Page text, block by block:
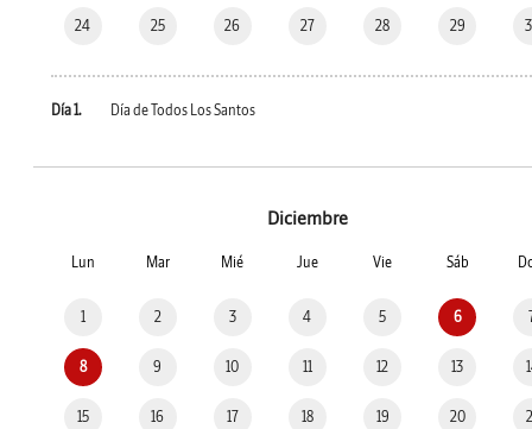
24 25 26 27 28 29
Día 1. Día de Todos Los Santos
Diciembre
Lun Mar Mié Jue Vie Sáb
1 2 3 4 5 6
8 9 10 11 12 13
15 16 17 18 19 20